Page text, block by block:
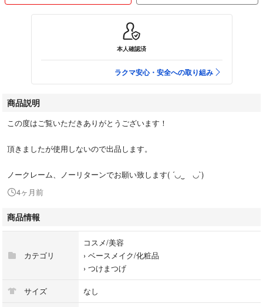
本人確認済
ラクマ安心・安全への取り組み
商品説明
この度はご覧いただきありがとうございます！
頂きましたが使用しないので出品します。
ノークレーム、ノーリターンでお願い致します(⁠ ⁠´⁠◡⁠‿⁠ゝ⁠◡⁠`⁠)
4ヶ月前
商品情報
カテゴリ
コスメ/美容
› ベースメイク/化粧品
› つけまつげ
サイズ なし